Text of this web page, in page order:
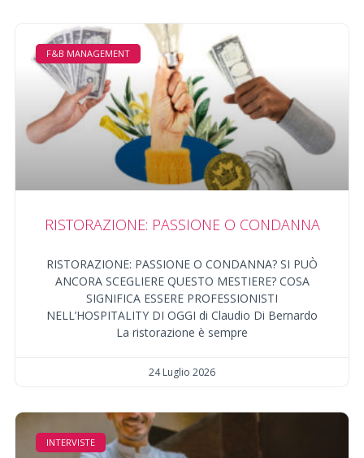
F&B MANAGEMENT
RISTORAZIONE: PASSIONE O CONDANNA
RISTORAZIONE: PASSIONE O CONDANNA? SI PUÒ
ANCORA SCEGLIERE QUESTO MESTIERE? COSA
SIGNIFICA ESSERE PROFESSIONISTI
NELL’HOSPITALITY DI OGGI di Claudio Di Bernardo
La ristorazione è sempre
24 Luglio 2026
INTERVISTE